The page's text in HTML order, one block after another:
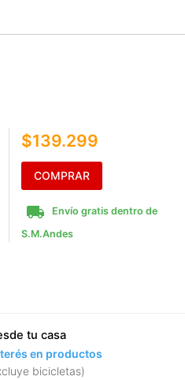
$139.299
COMPRAR
local_shipping
Envío gratis dentro de
S.M.Andes
tu casa
en productos
bicicletas)